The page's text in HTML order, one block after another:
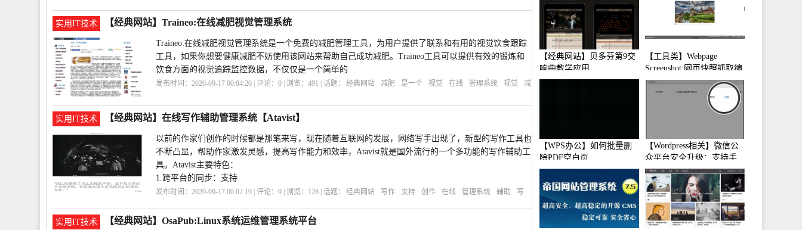
化
管理 Excel
实用IT技术 【经典网站】Traineo:在线减肥视觉管理系统
Traineo:在线减肥视觉管理系统是一个免费的减肥管理工具，为用户提供了联系和有用的视觉饮食跟踪
工具，如果你想要健康减肥不妨使用该网站来帮助自己成功减肥。Traineo工具可以提供有效的锻炼和
饮食方面的视觉追踪监控数据，不仅仅是一个简单的
发布时间：2020-09-17 00:04:20 | 评论：0 | 浏览：491 | 话题： 经典网站 减肥 是一个 视觉 在线 管理系统 视觉
减
实用IT技术 【经典网站】在线写作辅助管理系统【Atavist】
以前的作家们创作的时候都是那笔来写，现在随着互联网的发展，网络写手出现了，新型的写作工具也
不断凸显，帮助作家激发灵感，提高写作能力和效率，Atavist就是国外流行的一个多功能的写作辅助工
具。Atavist主要特色：
1.跨平台的同步：支持
发布时间：2020-09-17 00:02:19 | 评论：0 | 浏览： 128 | 话题： 经典网站 写作 支持 创作 在线 管理系统 辅助
写
作
Atavist
实用IT技术 【经典网站】OsaPub:Linux系统运维管理系统平台
【经典网站】贝多芬第9交
响曲教学应用
【工具类】Webpage
Screenshot:网页快照抓取编
辑工具
【WPS办公】如何批量删
除PDF空白页
【Wordpress相关】微信公
众平台安全升级：支持手
机保护